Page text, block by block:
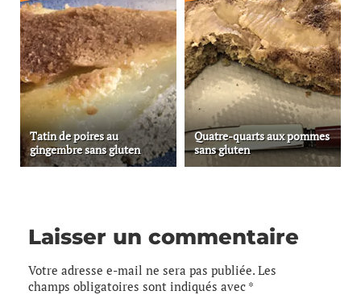
Tatin de poires au
gingembre sans gluten
Quatre-quarts aux pommes
sans gluten
Laisser un commentaire
Votre adresse e-mail ne sera pas publiée. Les
champs obligatoires sont indiqués avec *